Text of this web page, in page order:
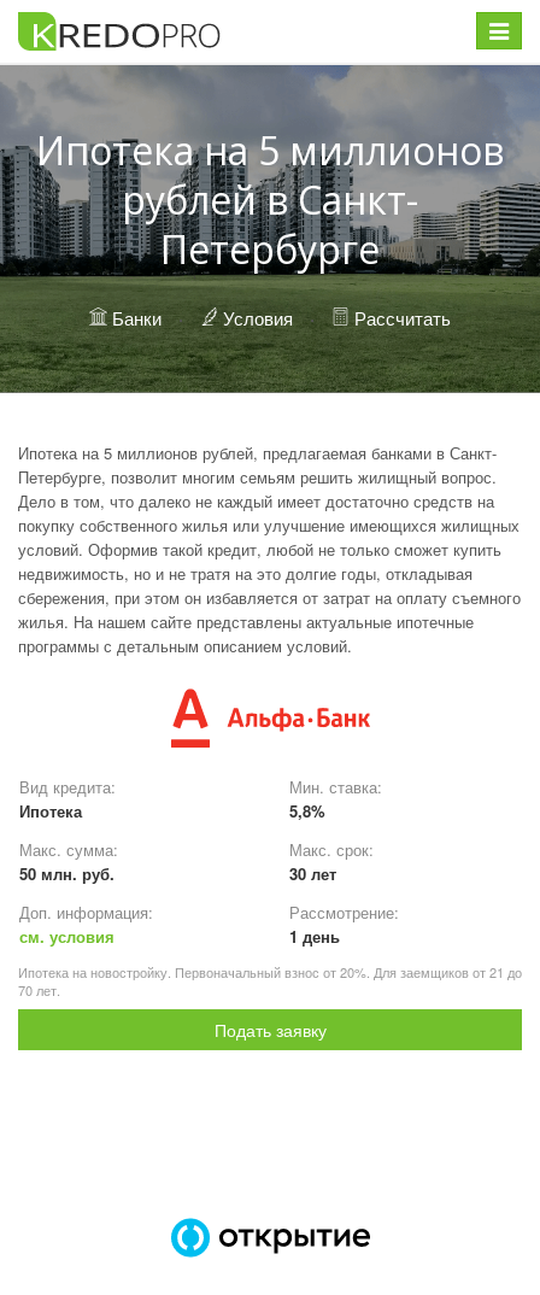
Меню
Ипотека на 5 миллионов
рублей в Санкт-
Петербурге
Банки · Условия · Рассчитать
Ипотека на 5 миллионов рублей, предлагаемая банками в Санкт-
Петербурге, позволит многим семьям решить жилищный вопрос.
Дело в том, что далеко не каждый имеет достаточно средств на
покупку собственного жилья или улучшение имеющихся жилищных
условий. Оформив такой кредит, любой не только сможет купить
недвижимость, но и не тратя на это долгие годы, откладывая
сбережения, при этом он избавляется от затрат на оплату съемного
жилья. На нашем сайте представлены актуальные ипотечные
программы с детальным описанием условий.
Вид кредита:
Ипотека
Мин. ставка:
5,8%
Макс. сумма:
50 млн. руб.
Макс. срок:
30 лет
Доп. информация:
см. условия
Рассмотрение:
1 день
Ипотека на новостройку. Первоначальный взнос от 20%. Для заемщиков от 21 до
70 лет.
Подать заявку